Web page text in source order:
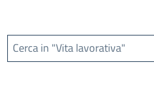
Cerca in "Vita lavorativa"